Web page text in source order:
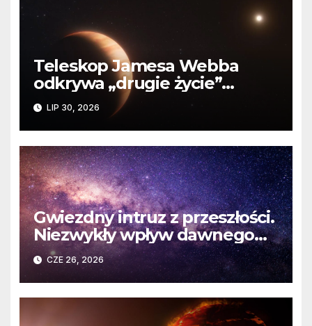
Teleskop Jamesa Webba
odkrywa „drugie życie”
planety krążącej wokół
martwej gwiazdy
LIP 30, 2026
Gwiezdny intruz z przeszłości.
Niezwykły wpływ dawnego
spotkania na komety Układu
Słonecznego
CZE 26, 2026